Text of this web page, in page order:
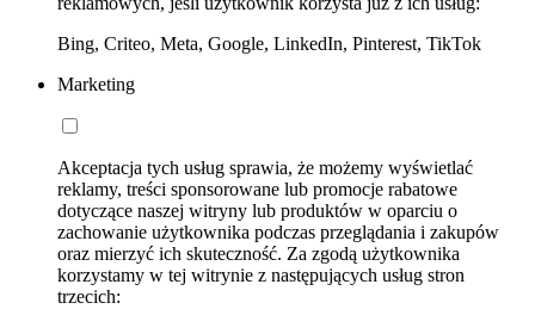
Bing, Criteo, Meta, Google, LinkedIn, Pinterest, TikTok
Marketing
Akceptacja tych usług sprawia, że możemy wyświetlać
reklamy, treści sponsorowane lub promocje rabatowe
dotyczące naszej witryny lub produktów w oparciu o
zachowanie użytkownika podczas przeglądania i zakupów
oraz mierzyć ich skuteczność. Za zgodą użytkownika
korzystamy w tej witrynie z następujących usług stron
trzecich: